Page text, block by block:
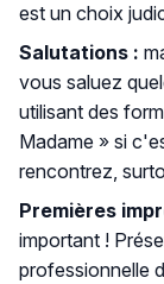
est un choix
Salutations :
vous saluez
utilisant des
Madame » si
rencontrez,
Premières
important !
professionnelle